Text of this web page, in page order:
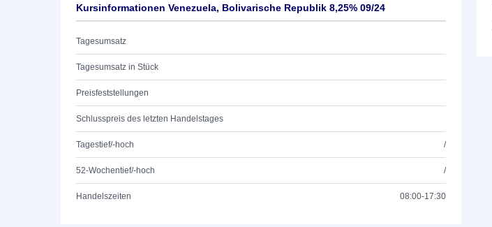
Kursinformationen Venezuela, Bolivarische Republik 8,25% 09/24
Tagesumsatz
Tagesumsatz in Stück
Preisfeststellungen
Schlusspreis des letzten Handelstages
Tagestief/-hoch /
52-Wochentief/-hoch /
Handelszeiten 08:00-17:30